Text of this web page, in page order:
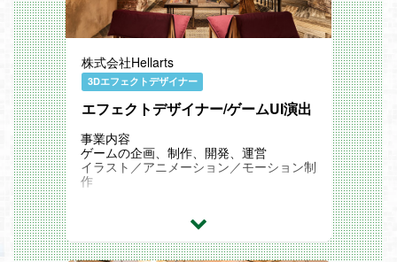
株式会社Hellarts
3Dエフェクトデザイナー
エフェクトデザイナー/ゲームUI演出
事業内容
ゲームの企画、制作、開発、運営
イラスト／アニメーション／モーション制
作
任意：spine、Live2Dなど